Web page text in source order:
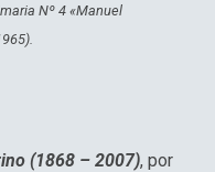
Nº 4 «Manuel
(1868 – 2007), por